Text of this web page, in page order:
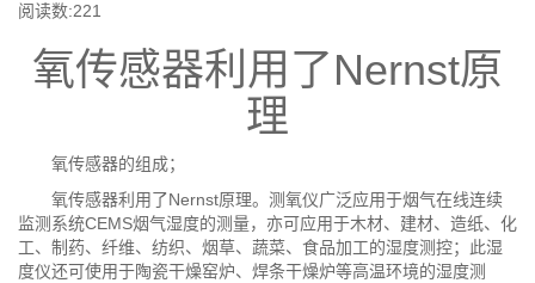
阅读数:221
氧传感器利用了Nernst原
理
氧传感器的组成；
氧传感器利用了Nernst原理。 测氧仪广泛应用于烟气在线连续
监测系统CEMS烟气湿度的测量，亦可应用于木材、建材、造纸、化
工、制药、纤维、纺织、烟草、蔬菜、食品加工的湿度测控；此湿
度仪还可使用于陶瓷干燥窑炉、焊条干燥炉等高温环境的湿度测